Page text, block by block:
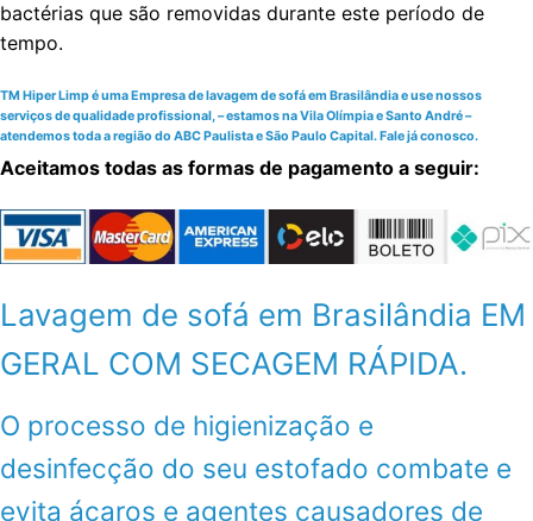
bactérias que são removidas durante este período de
tempo.
TM Hiper Limp é uma Empresa de lavagem de sofá em Brasilândia e use nossos
serviços de qualidade profissional, – estamos na Vila Olímpia e Santo André –
atendemos toda a região do ABC Paulista e São Paulo Capital. Fale já conosco.
Aceitamos todas as formas de pagamento a seguir:
Lavagem de sofá em Brasilândia EM
GERAL COM SECAGEM RÁPIDA.
O processo de higienização e
desinfecção do seu estofado combate e
evita ácaros e agentes causadores de